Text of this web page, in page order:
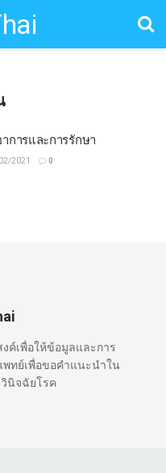
การและการรักษา
2021 0
ค์เพื่อให้ข้อมูลและการ
ทย์เพื่อขอคำแนะนำใน
นิจฉัยโรค